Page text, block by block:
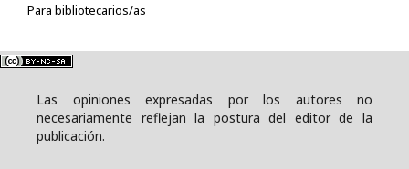
Para bibliotecarios/as
Las opiniones expresadas por los autores no
necesariamente reflejan la postura del editor de la
publicación.